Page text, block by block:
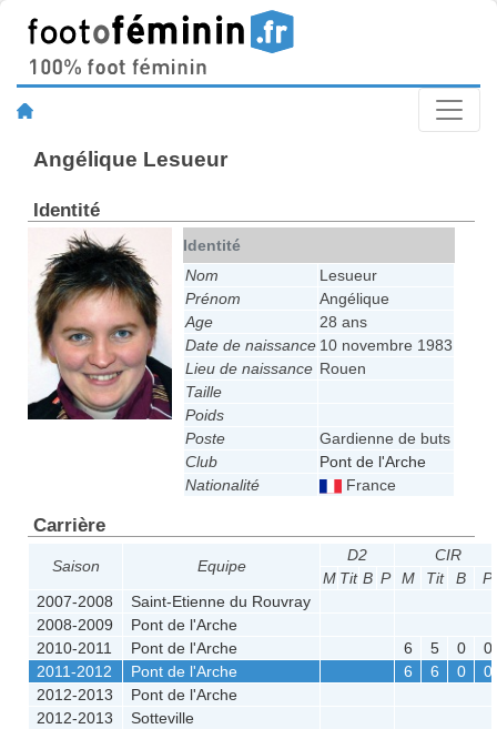
Angélique Lesueur
Identité
Identité
Nom
Lesueur
Prénom
Angélique
Age
28 ans
Date de naissance 10 novembre 1983
Lieu de naissance Rouen
Taille
Poids
Poste
Gardienne de buts
Club
Pont de l'Arche
Nationalité
France
Carrière
Saison Equipe
D2
CIR
M Tit B P M Tit B
P
2007-2008
Saint-Etienne du Rouvray
2008-2009
Pont de l'Arche
2010-2011
Pont de l'Arche 6 5 0
0
2011-2012
Pont de l'Arche 6 6 0
0
2012-2013
Pont de l'Arche
2012-2013
Sotteville